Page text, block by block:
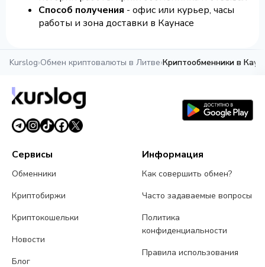
Способ получения - офис или курьер, часы
работы и зона доставки в Каунасе
Kurslog›Обмен криптовалюты в Литве›Криптообменники в
Сервисы
Обменники
Криптобиржи
Криптокошельки
Новости
Блог
Информация
Как совершить обмен?
Часто задаваемые вопросы
Политика
конфиденциальности
Правила использования